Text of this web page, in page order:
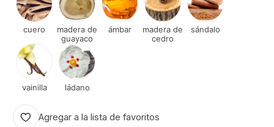
cuero
madera de
guayaco
ámbar
madera de
cedro
sándalo
vainilla ládano
Agregar a la lista de favoritos